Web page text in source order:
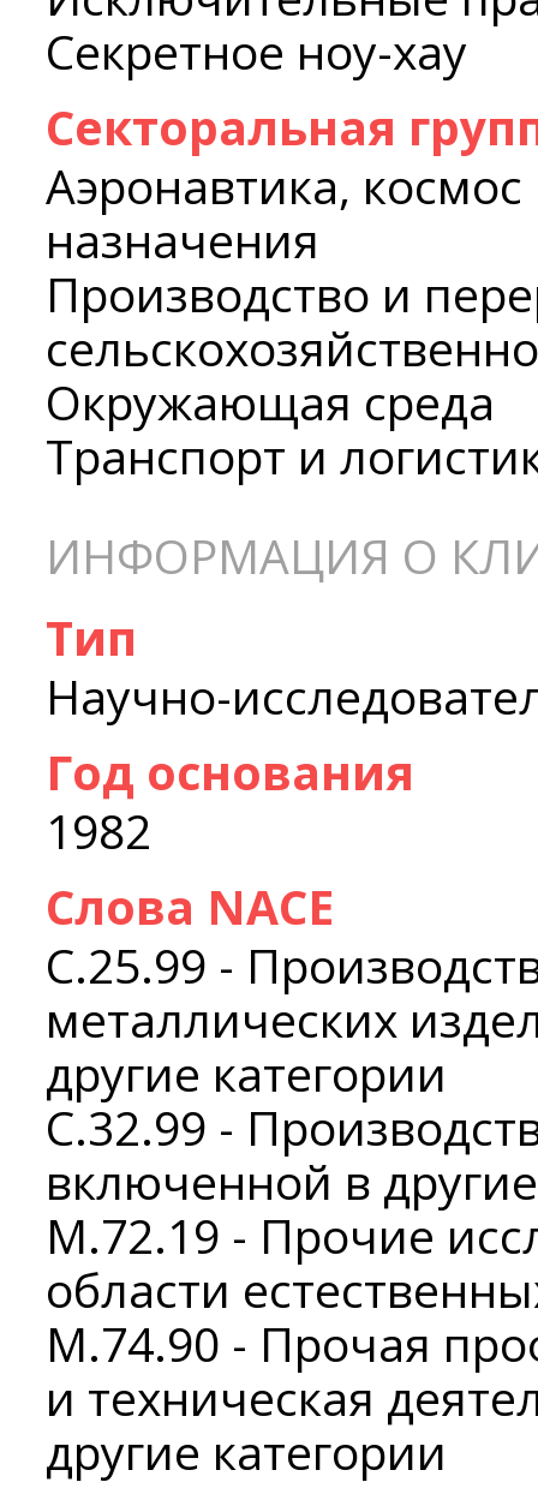
Секретное ноу-хау
Секторальная
Аэронавтика,
назначения
Производство и
Окружающая среда
Транспорт и
ИНФОРМАЦИЯ О
Тип
Научно-
Год основания
1982
Слова NACE
C.25.99 -
металлических
другие категории
C.32.99 -
включенной в
M.72.19 - Прочие
области
M.74.90 - Прочая
и техническая
другие категории